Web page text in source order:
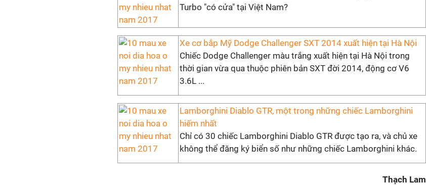
Turbo "có cửa" tại Việt Nam?
Xe cơ bắp Mỹ Dodge Challenger SXT 2014 xuất hiện tại Hà Nội
Chiếc Dodge Challenger màu trắng xuất hiện tại Hà Nội trong
thời gian vừa qua thuộc phiên bản SXT đời 2014, động cơ V6
3.6L ...
Lamborghini Diablo GTR, một trong những chiếc Lamborghini
hiếm nhất
Chỉ có 30 chiếc Lamborghini Diablo GTR được tạo ra, và chủ xe
không thể đăng ký biển số như những chiếc Lamborghini khác.
Thạch Lam